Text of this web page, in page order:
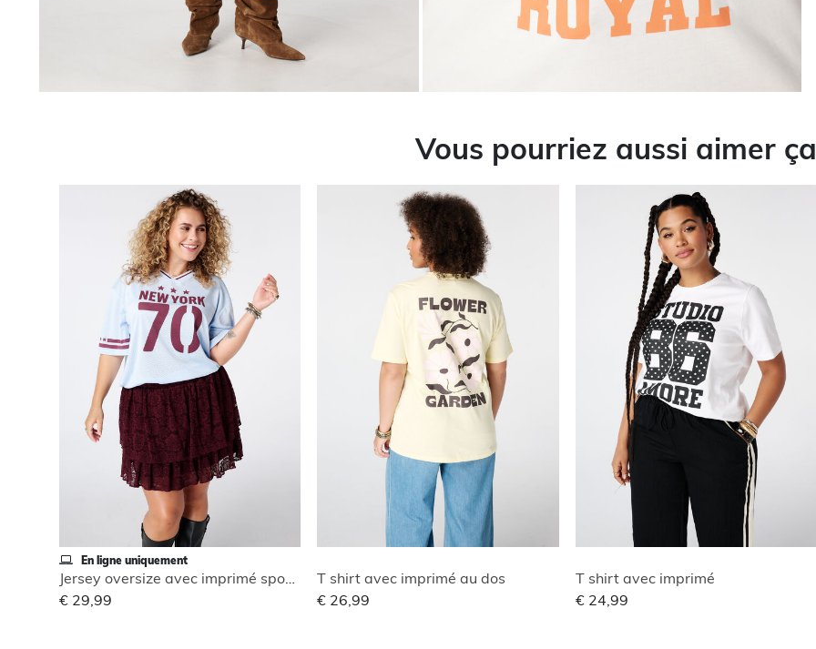
Vous pourriez aussi aimer ça
En ligne uniquement
Jersey oversize avec imprimé sportif
€ 29,99
T shirt avec imprimé au dos
€ 26,99
T shirt avec imprimé
€ 24,99